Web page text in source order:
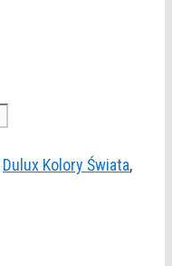
Dulux Kolory Świata,